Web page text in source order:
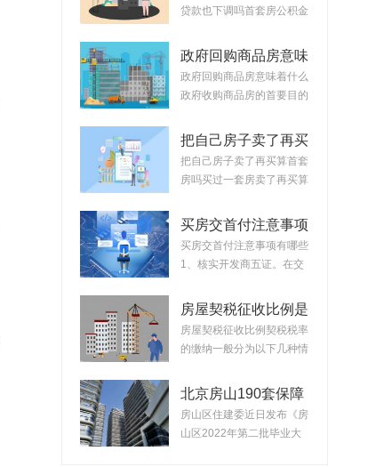
吗？公积金贷款会随
吗？
贷款也下调吗首套房公积金
政府回购商品房意味
着什么？政府回购安
置房价格如何定？
政府回购商品房意味着什么
政府收购商品房的首要目的
把自己房子卖了再买
算首套房吗？把房子
卖掉再买房子算二套
把自己房子卖了再买算首套
房吗买过一套房卖了再买算
买房交首付注意事项
有哪些？买房交完首
付款后接下来的流程
买房交首付注意事项有哪些
1、核实开发商五证。在交
房屋契税征收比例是
什么？ 2022房产契
税最新政策
房屋契税征收比例契税税率
的缴纳一般分为以下几种情
北京房山190套保障
租赁房面向毕业生配
租 房源均为精装交
房山区住建委近日发布《房
山区2022年第二批毕业大